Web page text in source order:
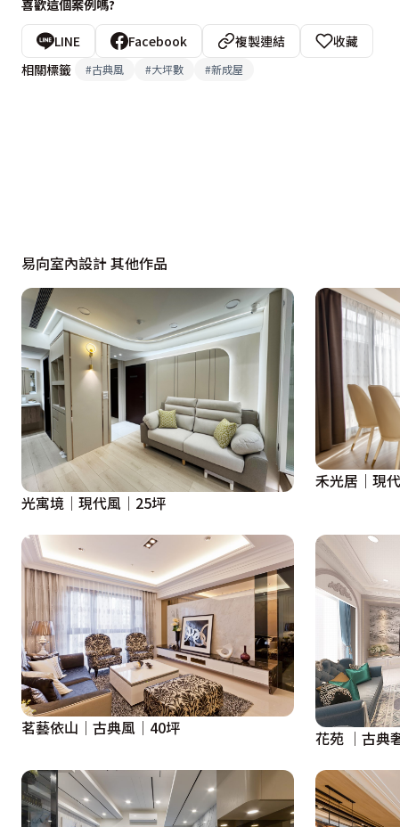
喜歡這個案例嗎?
LINE Facebook 複製連結
收藏
相關標籤
#古典風 #大坪數 #新成屋
易向室內設計 其他作品
光寓境│現代風│25坪
禾光居｜現
茗藝依山│古典風│40坪 花苑 │古典